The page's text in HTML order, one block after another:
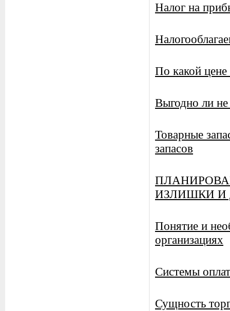
Налог на
По какой цене
Выгодно ли
Товарные
запасов
ИЗЛИШКИ И
Понятие и
организациях
Системы
Сущность